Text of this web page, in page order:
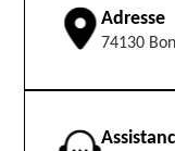
Adresse
74130